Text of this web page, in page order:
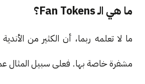
ما هي الـ Fan Tokens؟
ما لا تعلمه ربما، أن الكثير من